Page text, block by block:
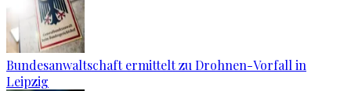
Bundesanwaltschaft ermittelt zu Drohnen-Vorfall in
Leipzig